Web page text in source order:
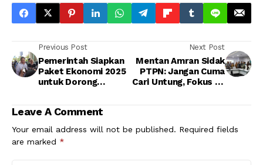
Previous Post
Pemerintah Siapkan
Paket Ekonomi 2025
untuk Dorong
Next Post
Mentan Amran Sidak
PTPN: Jangan Cuma
Cari Untung, Fokus ke
Leave A Comment
Your email address will not be published. Required fields
are marked *